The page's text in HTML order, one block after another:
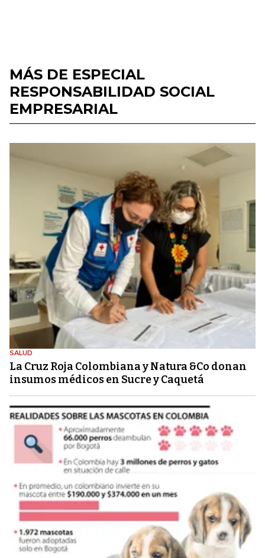
MÁS DE ESPECIAL
RESPONSABILIDAD SOCIAL
EMPRESARIAL
SALUD
La Cruz Roja Colombiana y Natura &Co donan
insumos médicos en Sucre y Caquetá